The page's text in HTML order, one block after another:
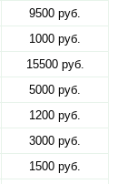
9500 руб.
1000 руб.
15500 руб.
5000 руб.
1200 руб.
3000 руб.
1500 руб.